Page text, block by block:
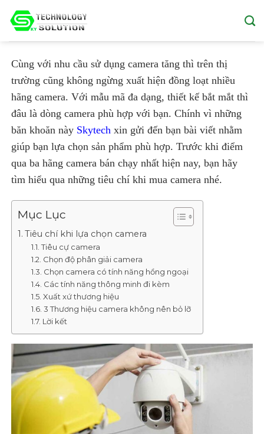
Cùng với nhu cầu sử dụng camera tăng thì trên thị
trường cũng không ngừng xuất hiện đồng loạt nhiều
hãng camera. Với mẫu mã đa dạng, thiết kế bắt mắt thì
đâu là dòng camera phù hợp với bạn. Chính vì những
băn khoăn này Skytech xin gửi đến bạn bài viết nhằm
giúp bạn lựa chọn sản phẩm phù hợp. Trước khi điểm
qua ba hãng camera bán chạy nhất hiện nay, bạn hãy
tìm hiểu qua những tiêu chí khi mua camera nhé.
Mục Lục
Tiêu chí khi lựa chọn camera
Tiêu cự camera
Chọn độ phân giải camera
Chọn camera có tính năng hồng ngoại
Các tính năng thông minh đi kèm
Xuất xứ thương hiệu
3 Thương hiệu camera không nên bỏ lỡ
Lời kết